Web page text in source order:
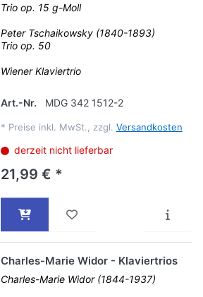
Trio op. 15 g-Moll
Peter Tschaikowsky (1840-1893)
Trio op. 50
Wiener Klaviertrio
Art.-Nr. MDG 342 1512-2
* Preise inkl. MwSt., zzgl. Versandkosten
derzeit nicht lieferbar
21,99 € *
Charles-Marie Widor - Klaviertrios
Charles-Marie Widor (1844-1937)